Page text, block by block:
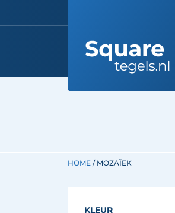
HOME / MOZAÏEK
KLEUR